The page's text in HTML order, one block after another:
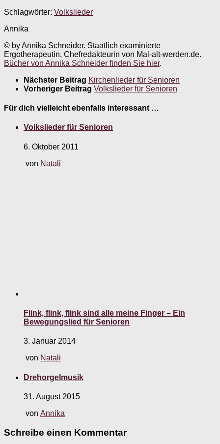
Schlagwörter: Volkslieder
Annika
© by Annika Schneider. Staatlich examinierte
Ergotherapeutin, Chefredakteurin von Mal-alt-werden.de.
Bücher von Annika Schneider finden Sie hier.
Nächster Beitrag Kirchenlieder für Senioren
Vorheriger Beitrag Volkslieder für Senioren
Für dich vielleicht ebenfalls interessant …
Volkslieder für Senioren
6. Oktober 2011
von Natali
Flink, flink, flink sind alle meine Finger – Ein
Bewegungslied für Senioren
3. Januar 2014
von Natali
Drehorgelmusik
31. August 2015
von Annika
Schreibe einen Kommentar